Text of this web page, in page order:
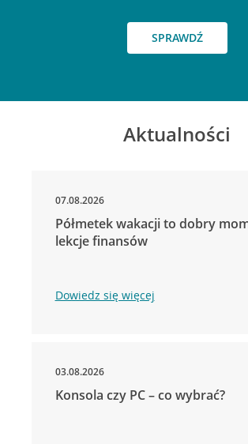
SPRAWDŹ
Aktualności
07.08.2026
Półmetek wakacji to dobry
lekcje finansów
Dowiedz się więcej
03.08.2026
Konsola czy PC – co wybrać?